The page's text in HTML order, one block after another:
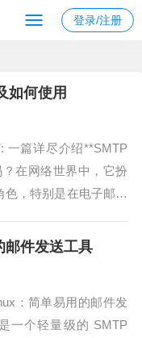
登录/注册
如何使用
一篇详尽介绍**SMTP
在网络世界中，它扮
色，特别是在电子邮件
何使用它，带您了解这
件发送工具
：简单易用的邮件发
一个轻量级的 SMTP